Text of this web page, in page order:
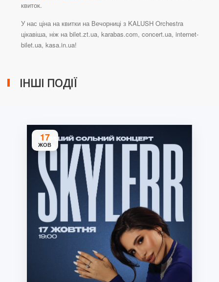
квиток.
У нас ціна на квитки на Вечорниці з KALUSH Orchestra
цікавіша, ніж на bilet.zt.ua, karabas.com, concert.ua, internet-
bilet.ua, kasa.in.ua!
ІНШІ ПОДІЇ
17
ЖОВ